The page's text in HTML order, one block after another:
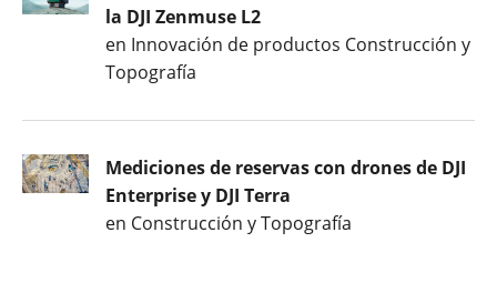
la DJI Zenmuse L2
en Innovación de productos Construcción y
Topografía
Mediciones de reservas con drones de DJI
Enterprise y DJI Terra
en Construcción y Topografía